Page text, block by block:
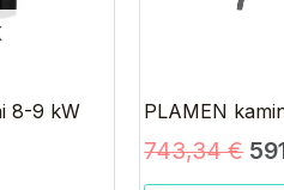
8-9 kW PLAMEN
743,34€